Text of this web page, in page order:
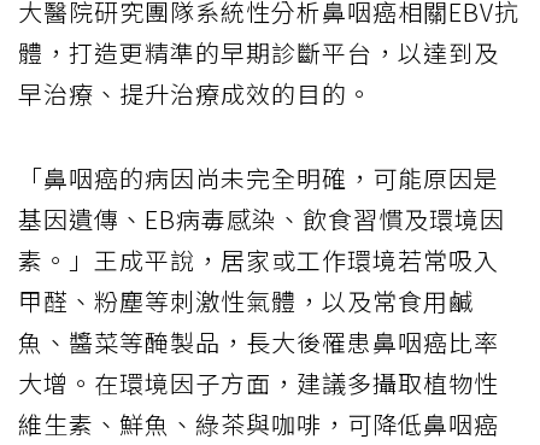
大醫院研究團隊系統性分析鼻咽癌相關EBV抗
體，打造更精準的早期診斷平台，以達到及
早治療、提升治療成效的目的。
「鼻咽癌的病因尚未完全明確，可能原因是
基因遺傳、EB病毒感染、飲食習慣及環境因
素。」王成平說，居家或工作環境若常吸入
甲醛、粉塵等刺激性氣體，以及常食用鹹
魚、醬菜等醃製品，長大後罹患鼻咽癌比率
大增。在環境因子方面，建議多攝取植物性
維生素、鮮魚、綠茶與咖啡，可降低鼻咽癌